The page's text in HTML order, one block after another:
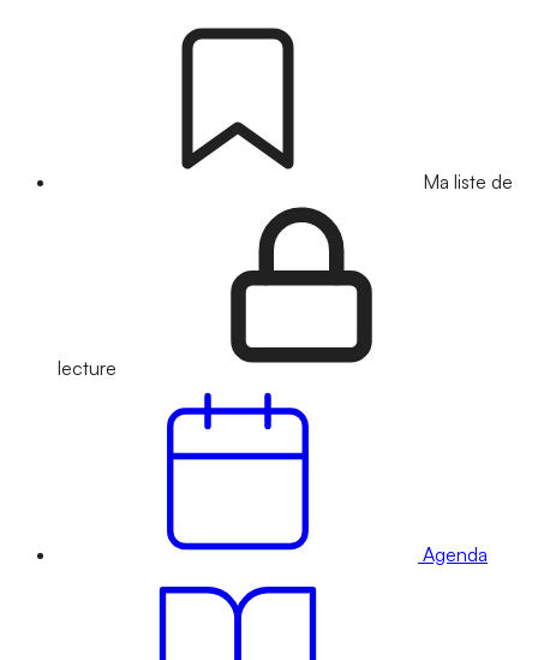
Ma liste de
lecture
Agenda